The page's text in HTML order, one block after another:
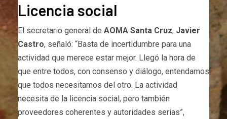
Licencia social
El secretario general de AOMA Santa Cruz, Javier
Castro, señaló: “Basta de incertidumbre para una
actividad que merece estar mejor. Llegó la hora de
que entre todos, con consenso y diálogo, entendamos
que todos necesitamos del otro. La actividad
necesita de la licencia social, pero también
proveedores coherentes y autoridades serias”,